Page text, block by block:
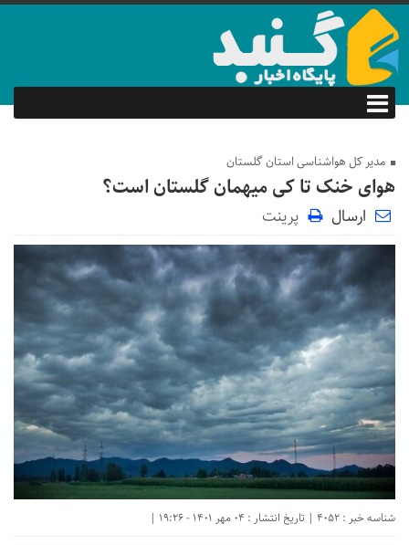
مدیر کل هواشناسی استان گلستان
هوای خنک تا کی میهمان گلستان است؟
ارسال پرینت
شناسه خبر : 4052 | تاریخ انتشار : 04 مهر 1401 - 19:26 |